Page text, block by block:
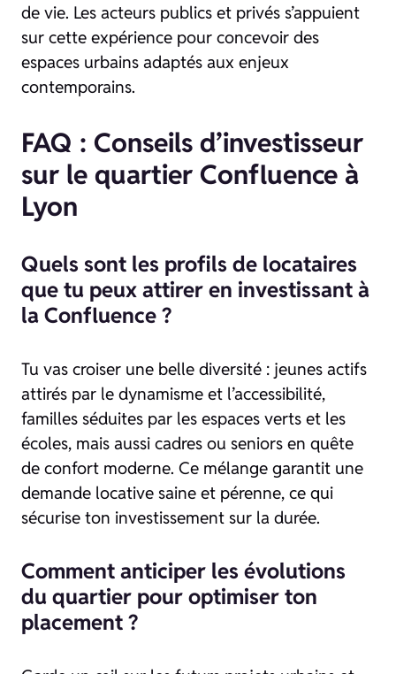
de vie. Les acteurs publics et privés s’appuient
sur cette expérience pour concevoir des
espaces urbains adaptés aux enjeux
contemporains.
FAQ : Conseils d’investisseur
sur le quartier Confluence à
Lyon
Quels sont les profils de locataires
que tu peux attirer en investissant à
la Confluence ?
Tu vas croiser une belle diversité : jeunes actifs
attirés par le dynamisme et l’accessibilité,
familles séduites par les espaces verts et les
écoles, mais aussi cadres ou seniors en quête
de confort moderne. Ce mélange garantit une
demande locative saine et pérenne, ce qui
sécurise ton investissement sur la durée.
Comment anticiper les évolutions
du quartier pour optimiser ton
placement ?